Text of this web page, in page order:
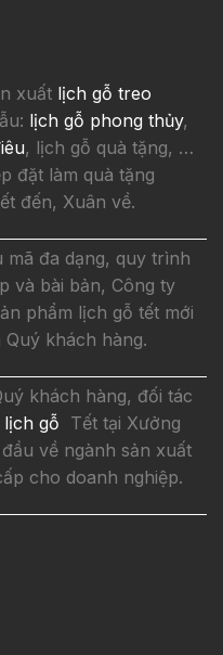
xuất lịch gỗ treo
lịch gỗ phong thủy,
, lịch gỗ quà tặng, …
đặt làm quà tặng
đến, Xuân về.
mã đa dạng, quy trình
và bài bản, Công ty
phẩm lịch gỗ tết mới
khách hàng.
khách hàng, đối tác
lịch gỗ Tết tại Xưởng
về ngành sản xuất
cho doanh nghiệp.